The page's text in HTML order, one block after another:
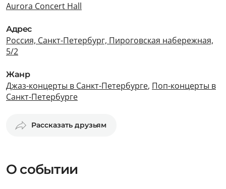
Aurora Concert Hall
Адрес
Россия, Санкт-Петербург, Пироговская набережная,
5/2
Жанр
Джаз-концерты в Санкт-Петербурге, Поп-концерты в
Санкт-Петербурге
Рассказать друзьям
О событии